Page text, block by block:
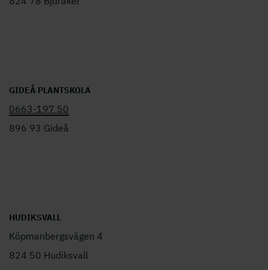
GIDEÅ PLANTSKOLA
0663-197 50
896 93 Gideå
HUDIKSVALL
Köpmanbergsvägen 4
824 50 Hudiksvall